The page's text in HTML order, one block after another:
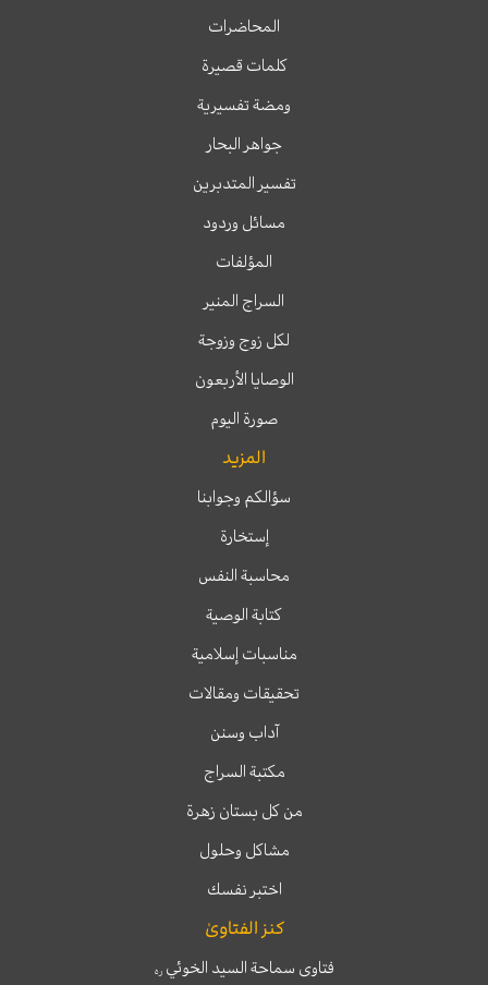
المحاضرات
كلمات قصيرة
ومضة تفسيرية
جواهر البحار
تفسير المتدبرين
مسائل وردود
المؤلفات
السراج المنير
لكل زوج وزوجة
الوصايا الأربعون
صورة اليوم
المزيد
سؤالكم وجوابنا
إستخارة
محاسبة النفس
كتابة الوصية
مناسبات إسلامية
تحقيقات ومقالات
آداب وسنن
مكتبة السراج
من كل بستان زهرة
مشاكل وحلول
اختبر نفسك
كنز الفتاوىٰ
فتاوى سماحة السيد الخوئيره